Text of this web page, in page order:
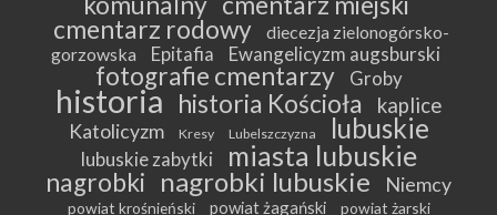
cmentarz rodowy
diecezja zielonogórsko-
gorzowska
Epitafia Ewangelicyzm augsburski
fotografie cmentarzy Groby
historia historia Kościoła kaplice
Katolicyzm Kresy Lubelszczyzna lubuskie
lubuskie zabytki miasta lubuskie
nagrobki nagrobki lubuskie Niemcy
powiat krośnieński powiat żagański powiat żarski